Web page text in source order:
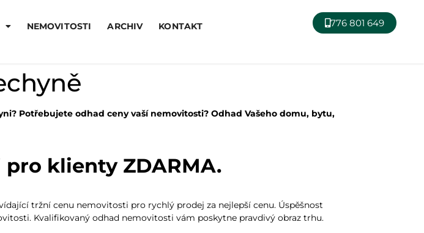
NEMOVITOSTI ARCHIV KONTAKT 776 801 649
Potřebujete odhad ceny vaší nemovitosti? Odhad Vašeho domu, bytu,
klienty ZDARMA.
tržní cenu nemovitosti pro rychlý prodej za nejlepší cenu. Úspěšnost
Kvalifikovaný odhad nemovitosti vám poskytne pravdivý obraz trhu.